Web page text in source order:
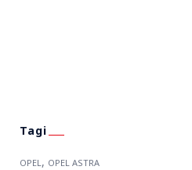
OPEL , OPEL ASTRA